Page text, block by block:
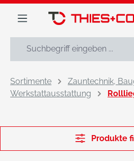
springen
Sortimente
Zauntechnik,
Werkstattausstattung
Produkte